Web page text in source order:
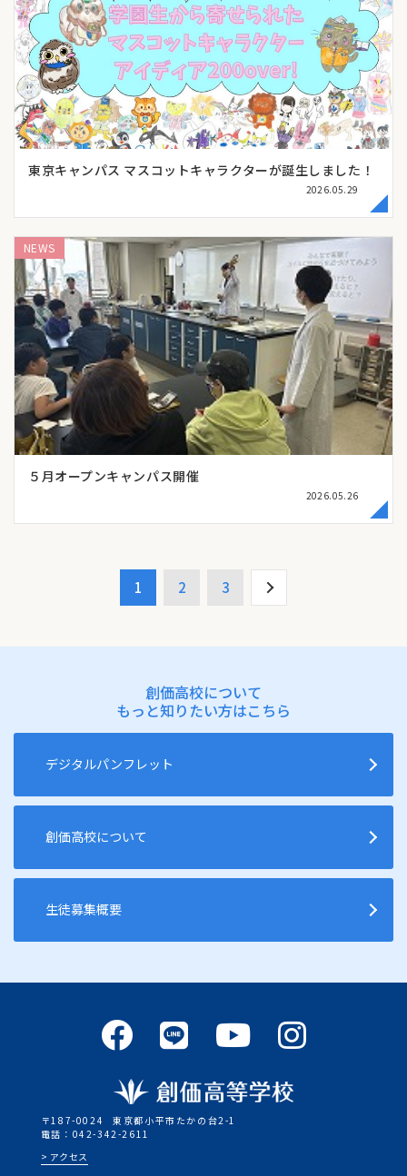
東京キャンパス マスコットキャラクターが誕生しました！
2026.05.29
５月オープンキャンパス開催
2026.05.26
NEWS
1 2 3
創価高校について
もっと知りたい方はこちら
デジタルパンフレット
創価高校について
生徒募集概要
〒187-0024
東京都小平市たかの台2-1
電話：042-342-2611
アクセス